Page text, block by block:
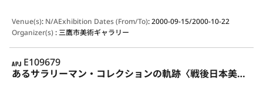
Venue(s): N/AExhibition Dates (From/To):2000-09-15/2000-10-22
Organizer(s):三鷹市美術ギャラリー
APJ
E109679
あるサラリーマン・コレクションの軌跡〈戦後日本美術の場所〉